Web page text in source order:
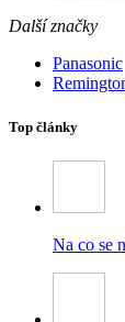
Další značky
Panasonic
Top články
Na co se